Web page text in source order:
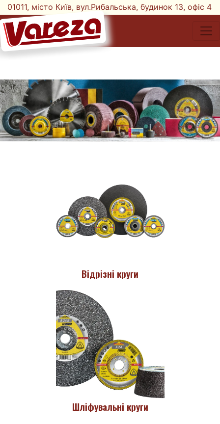
01011, місто Київ, вул.Рибальська, будинок 13, офіс 4
тел. +38-068-777-10-78; +38-068-777-21-87
UK
EN
Відрізні круги
Шліфувальні круги